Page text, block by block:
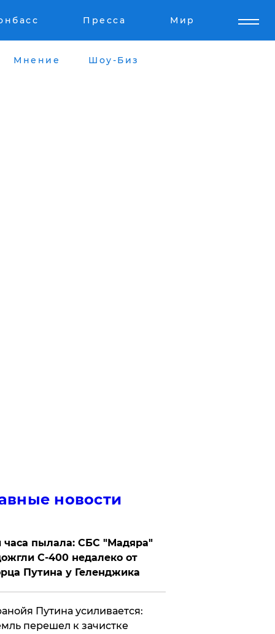
Пресса Мир
Мнение Шоу-Биз
новости
часа пылала: СБС "Мадяра"
С-400 недалеко от
Путина у Геленджика
Путина усиливается:
перешел к зачистке